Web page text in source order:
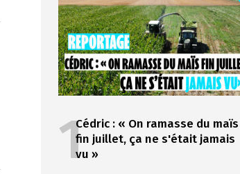
1Cédric : « On ramasse du maïs
fin juillet, ça ne s'était jamais
vu »